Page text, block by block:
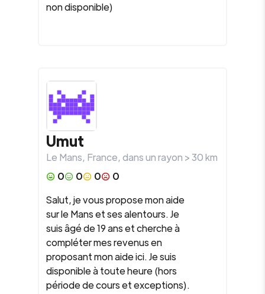
non disponible)
Umut
Le Mans, France, dans un rayon >30km
0
0 0
0
Salut, je vous propose mon aide
sur le Mans et ses alentours. Je
suis âgé de 19 ans et cherche à
compléter mes revenus en
proposant mon aide ici. Je suis
disponible à toute heure (hors
période de cours et exceptions).